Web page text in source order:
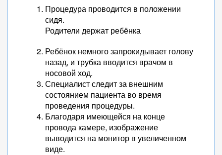
Процедура проводится в положении
сидя.
Родители держат ребёнка
Ребёнок немного запрокидывает голову
назад, и трубка вводится врачом в
носовой ход.
Специалист следит за внешним
состоянием пациента во время
проведения процедуры.
Благодаря имеющейся на конце
провода камере, изображение
выводится на монитор в увеличенном
виде.